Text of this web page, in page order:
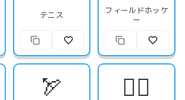
テニス
フィールドホッケ
ー
🏹 🤹‍♂️